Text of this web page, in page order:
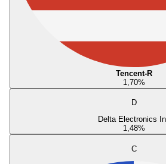
Tencent-R
1,70%
D
Delta Electronics
1,48%
C